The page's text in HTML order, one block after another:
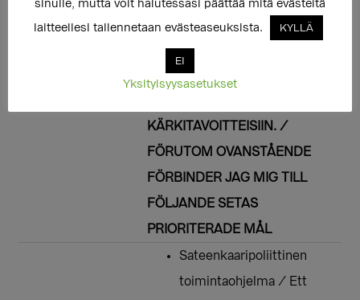
beslutsfattandet.
EDELLISEN LISÄKSI SITOUDUN
KÄRKITAVOITTEISIIN. /
FÖRUTOM OVANSTÅENDE
FÖRBINDER JAG MIG TILL
FÖLJANDE SETAS
PRIORITERADE MÅL
Sateenkaaripoliittinen
toimintaohjelma / Ett
sinulle, mutta voit halutessasi päättää mitä evästeitä
laitteellesi tallennetaan evästeaseuksista.
KYLLÄ
EI
Yksityisyysasetukset